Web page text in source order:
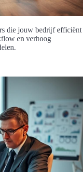
die jouw bedrijf efficiënt
en verhoog